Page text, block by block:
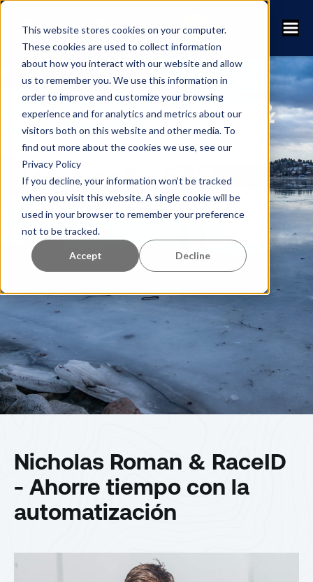
This website stores cookies on your computer.
These cookies are used to collect information
about how you interact with our website and allow
us to remember you. We use this information in
order to improve and customize your browsing
experience and for analytics and metrics about our
visitors both on this website and other media. To
find out more about the cookies we use, see our
Privacy Policy
If you decline, your information won’t be tracked
when you visit this website. A single cookie will be
used in your browser to remember your preference
not to be tracked.
Accept Decline
Nicholas Roman &
RaceID - Ahorre
tiempo con la
automatización
Nicholas Roman & RaceID
- Ahorre tiempo con la
automatización